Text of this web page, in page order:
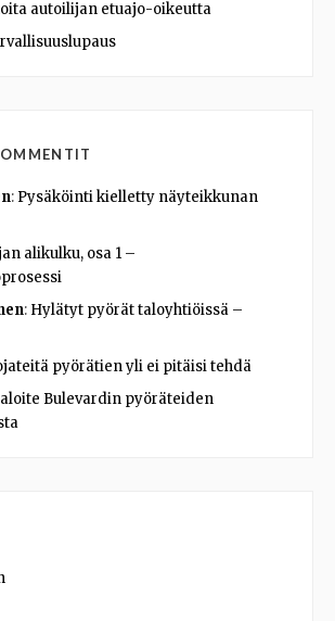
autoilijan etuajo-oikeutta
: Pysäköinti kielletty näyteikkunan
alikulku, osa 1 –
: Hylätyt pyörät taloyhtiöissä –
pyörätien yli ei pitäisi tehdä
Bulevardin pyöräteiden